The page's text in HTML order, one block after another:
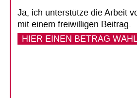
Vorlesen
Ja, ich unterstütze die Arbeit
mit einem freiwilligen Beitrag.
HIER EINEN BETRAG